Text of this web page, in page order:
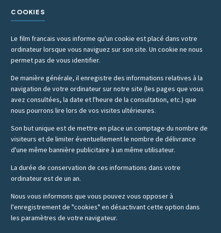
COOKIES
Le film francais vous informe qu'un cookie est placé dans votre
ordinateur lorsque vous naviguez sur son site. Un cookie ne nous
permet pas de vous identifier.
De manière générale, il enregistre des informations relatives à la
navigation de votre ordinateur sur notre site (les pages que vous
avez consultées, la date et l'heure de la consultation, etc.) que
nous pourrons lire lors de vos visites ultérieures.
Son but unique est de mettre en place un comptage du nombre de
visiteurs et de limiter éventuellement le nombre de délivrance
d'une même bannière publicitaire à un même utilisateur.
La durée de conservation de ces informations dans votre
ordinateur est de un an.
Nous vous informons que vous pouvez vous opposer à
l'enregistrement de "cookies" en désactivant cette option dans
les paramètres de votre navigateur.